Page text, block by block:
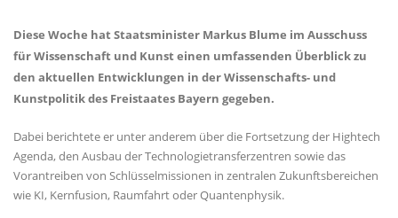
Diese Woche hat Staatsminister Markus Blume im Ausschuss
für Wissenschaft und Kunst einen umfassenden Überblick zu
den aktuellen Entwicklungen in der Wissenschafts- und
Kunstpolitik des Freistaates Bayern gegeben.
Dabei berichtete er unter anderem über die Fortsetzung der Hightech
Agenda, den Ausbau der Technologietransferzentren sowie das
Vorantreiben von Schlüsselmissionen in zentralen Zukunftsbereichen
wie KI, Kernfusion, Raumfahrt oder Quantenphysik.